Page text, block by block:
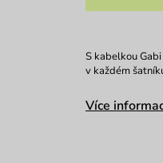
S kabelkou
v každém
Více